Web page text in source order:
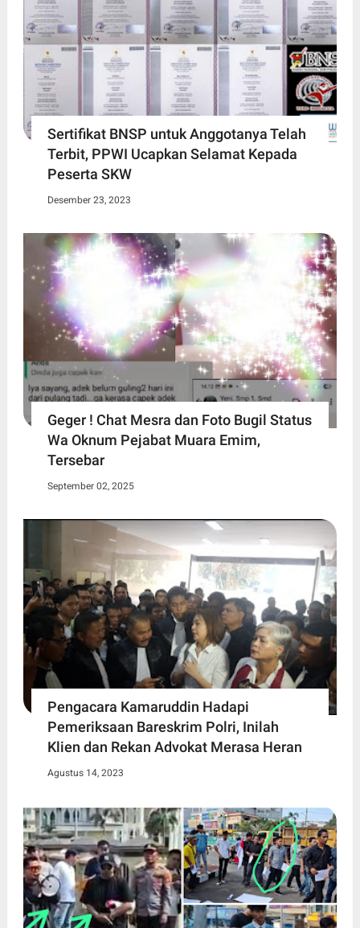
Sertifikat BNSP untuk Anggotanya Telah
Terbit, PPWI Ucapkan Selamat Kepada
Peserta SKW
Desember 23, 2023
Geger ! Chat Mesra dan Foto Bugil Status
Wa Oknum Pejabat Muara Emim,
Tersebar
September 02, 2025
Pengacara Kamaruddin Hadapi
Pemeriksaan Bareskrim Polri, Inilah
Klien dan Rekan Advokat Merasa Heran
Agustus 14, 2023